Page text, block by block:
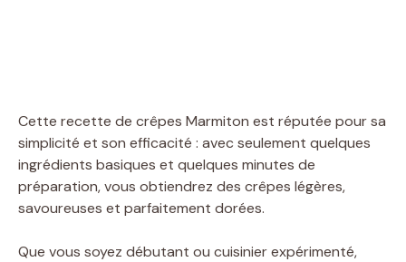
Cette recette de crêpes Marmiton est réputée pour sa
simplicité et son efficacité : avec seulement quelques
ingrédients basiques et quelques minutes de
préparation, vous obtiendrez des crêpes légères,
savoureuses et parfaitement dorées.
Que vous soyez débutant ou cuisinier expérimenté,